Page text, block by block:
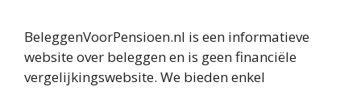
BeleggenVoorPensioen.nl is een informatieve
website over beleggen en is geen financiële
vergelijkingswebsite. We bieden enkel